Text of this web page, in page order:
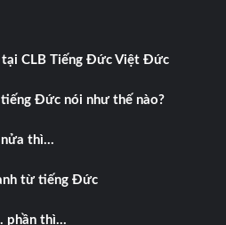
CLB Tiếng Đức Việt Đức
Đức nói như thế nào?
thì…
từ tiếng Đức
phần thì…